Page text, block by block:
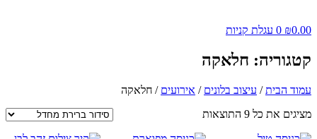
₪0.00
0 עגלת קניות
קטגוריה: חלאקה
עמוד הבית/ עיצוב בלונים / אירועים / חלאקה
מציגים את כל ⁦9⁩ התוצאות